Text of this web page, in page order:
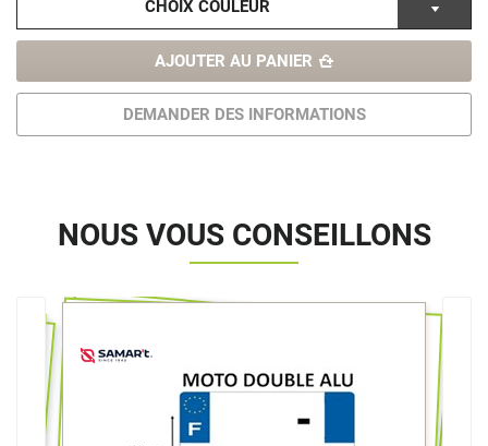
CHOIX COULEUR
AJOUTER AU PANIER
DEMANDER DES INFORMATIONS
NOUS VOUS CONSEILLONS